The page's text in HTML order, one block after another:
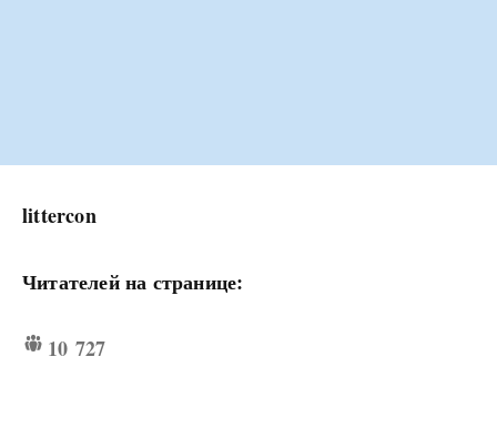
littercon
Читателей на странице:
10 727